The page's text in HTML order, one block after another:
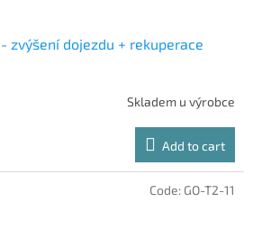
zvýšení dojezdu + rekuperace
Skladem u výrobce
Add to cart
Code: GO-T2-11